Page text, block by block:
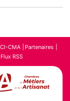
CMA
Partenaires
Flux RSS